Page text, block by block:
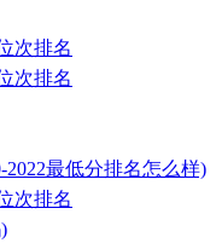
次排名
次排名
2022最低分排名怎么样)
次排名